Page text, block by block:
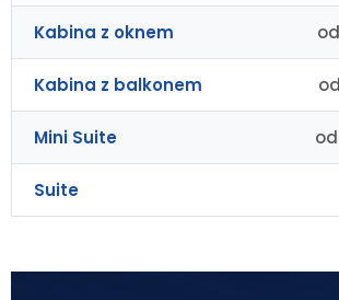
Kabina z oknem
Kabina z balkonem
Mini Suite
Suite